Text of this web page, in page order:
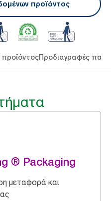
προϊόντος
Προδιαγραφές
® Packaging
μεταφορά και